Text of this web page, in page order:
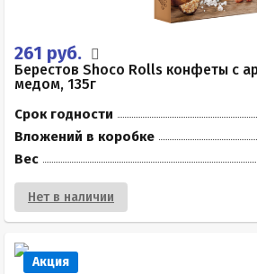
261 руб.
Берестов Shoco Rolls конфеты с
медом, 135г
Срок годности
Вложений в коробке
Вес
Нет в наличии
Акция